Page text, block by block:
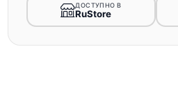
ДОСТУПНО В
RuStore